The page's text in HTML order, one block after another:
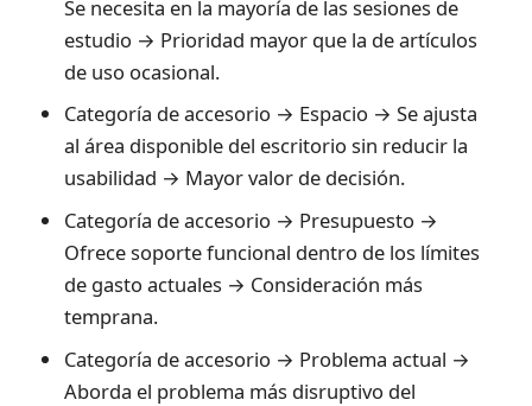
Se necesita en la mayoría de las sesiones de
estudio → Prioridad mayor que la de artículos
de uso ocasional.
Categoría de accesorio → Espacio → Se ajusta
al área disponible del escritorio sin reducir la
usabilidad → Mayor valor de decisión.
Categoría de accesorio → Presupuesto →
Ofrece soporte funcional dentro de los límites
de gasto actuales → Consideración más
temprana.
Categoría de accesorio → Problema actual →
Aborda el problema más disruptivo del